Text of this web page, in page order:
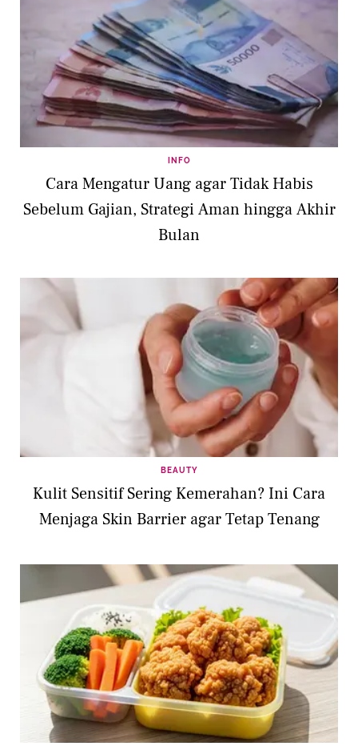
INFO
Cara Mengatur Uang agar Tidak Habis
Sebelum Gajian, Strategi Aman hingga Akhir
Bulan
BEAUTY
Kulit Sensitif Sering Kemerahan? Ini Cara
Menjaga Skin Barrier agar Tetap Tenang